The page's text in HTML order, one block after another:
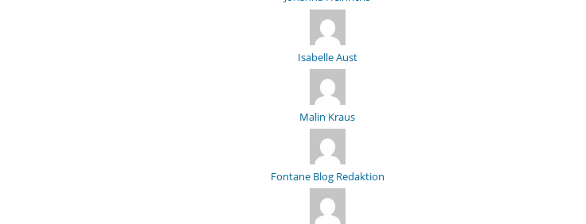
Isabelle Aust
Malin Kraus
Fontane Blog Redaktion